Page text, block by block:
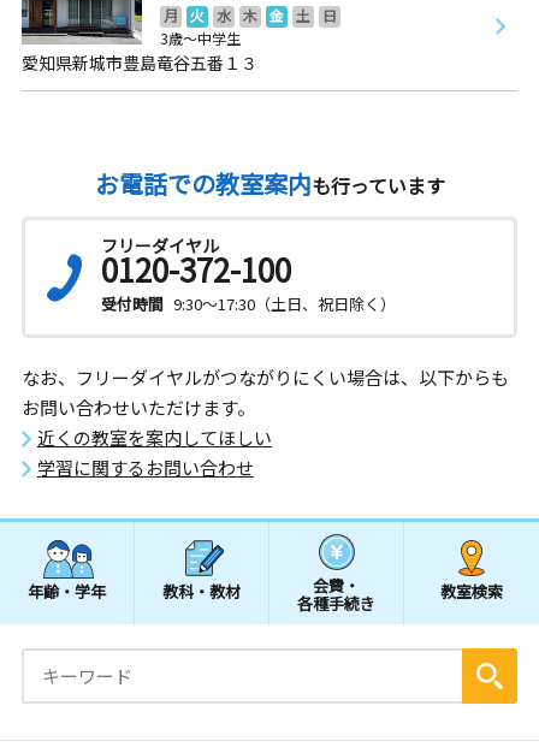
月 火 水 木 金 土
日
3歳～中学生
愛知県新城市豊島竜谷五番１３
お電話での教室案内も行っています
フリーダイヤル
0120-372-100
受付時間 9:30～17:30（土日、祝日除く）
なお、フリーダイヤルがつながりにくい場合は、以下からも
お問い合わせいただけます。
近くの教室を案内してほしい
学習に関するお問い合わせ
年齢・学年 教科・教材 会費・
各種手続き
教室検索